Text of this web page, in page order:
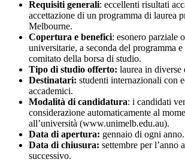
Requisiti generali: eccellenti risultati
accettazione di un programma di laurea
Melbourne.
Copertura e benefici: esonero parziale
universitarie, a seconda del programma
comitato della borsa di studio.
Tipo di studio offerto: laurea in diverse
Destinatari: studenti internazionali con
accademici.
Modalità di candidatura: i candidati
considerazione automaticamente al
all’università (www.unimelb.edu.au).
Data di apertura: gennaio di ogni anno.
Data di chiusura: settembre per l’anno
successivo.